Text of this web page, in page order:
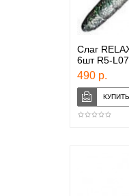
Слаг
6шт R5-
490 р.